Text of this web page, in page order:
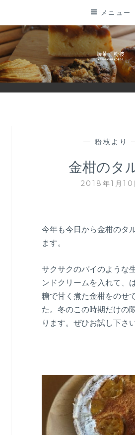
テ
ン
ツ
に
メニュー
— 粉枝より
金柑のタ
2018年1月10
今年も今日から金柑のタ
ます。
サクサクのパイのような
ンドクリームを入れて、
糖で甘く煮た金柑をのせ
た。冬のこの時期だけの
ります。ぜひお試し下さい